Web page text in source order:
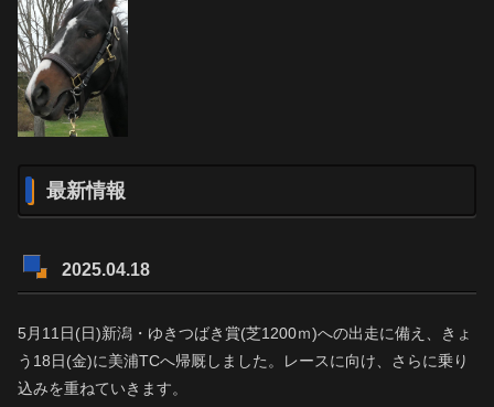
最新情報
2025.04.18
5月11日(日)新潟・ゆきつばき賞(芝1200ｍ)への出走に備え、きょ
う18日(金)に美浦TCへ帰厩しました。レースに向け、さらに乗り
込みを重ねていきます。